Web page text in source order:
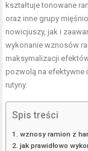
kształtuje tonowane
oraz inne grupy
nowicjuszy, jak i
wykonanie wznosów
maksymalizacji
pozwolą na efektywne
rutyny.
Spis treści
wznosy ramion z
jak prawidłowo